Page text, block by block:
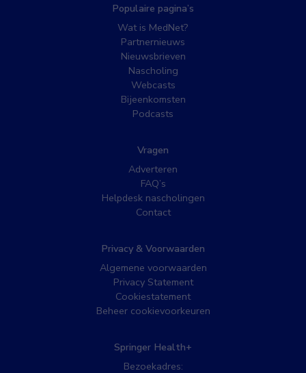
Populaire pagina’s
Wat is MedNet?
Partnernieuws
Nieuwsbrieven
Nascholing
Webcasts
Bijeenkomsten
Podcasts
Vragen
Adverteren
FAQ’s
Helpdesk nascholingen
Contact
Privacy & Voorwaarden
Algemene voorwaarden
Privacy Statement
Cookiestatement
Beheer cookievoorkeuren
Springer Health+
Bezoekadres: